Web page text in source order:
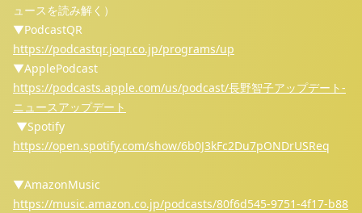
ュースを読み解く）
▼PodcastQR
https://podcastqr.joqr.co.jp/programs/up
▼ApplePodcast
https://podcasts.apple.com/us/podcast/長野智子アップデート-
ニュースアップデート
▼Spotify
https://open.spotify.com/show/6b0J3kFc2Du7pONDrUSReq
▼AmazonMusic
https://music.amazon.co.jp/podcasts/80f6d545-9751-4f17-b88